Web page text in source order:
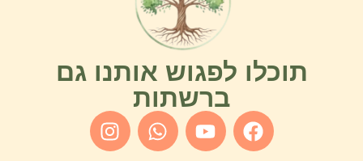
תוכלו לפגוש אותנו גם
ברשתות